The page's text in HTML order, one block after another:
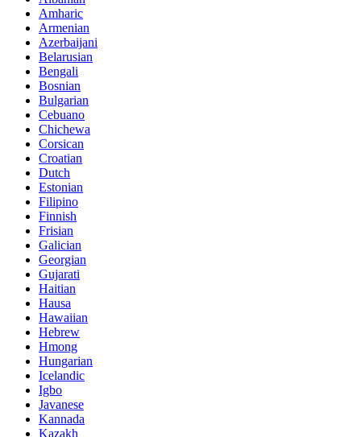
Amharic
Armenian
Azerbaijani
Belarusian
Bengali
Bosnian
Bulgarian
Cebuano
Chichewa
Corsican
Croatian
Dutch
Estonian
Filipino
Finnish
Frisian
Galician
Georgian
Gujarati
Haitian
Hausa
Hawaiian
Hebrew
Hmong
Hungarian
Icelandic
Igbo
Javanese
Kannada
Kazakh